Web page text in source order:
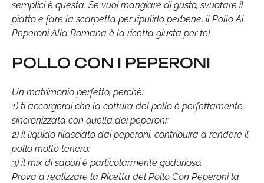
semplici è questa. Se vuoi mangiare di gusto, svuotare il
piatto e fare la scarpetta per ripulirlo perbene, il Pollo Ai
Peperoni Alla Romana è la ricetta giusta per te!
POLLO CON I PEPERONI
Un matrimonio perfetto, perchè:
1) ti accorgerai che la cottura del pollo è perfettamente
sincronizzata con quella dei peperoni;
2) il liquido rilasciato dai peperoni, contribuirà a rendere il
pollo molto tenero;
3) il mix di sapori è particolarmente godurioso.
Prova a realizzare la Ricetta del Pollo Con Peperoni la